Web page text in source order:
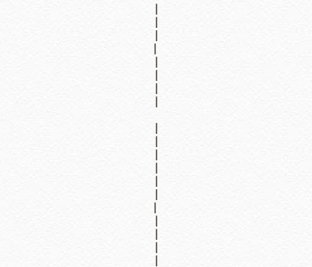
|
|
|
|
|
|
|
|
|
|
|
|
|
|
|
|
|
|
|